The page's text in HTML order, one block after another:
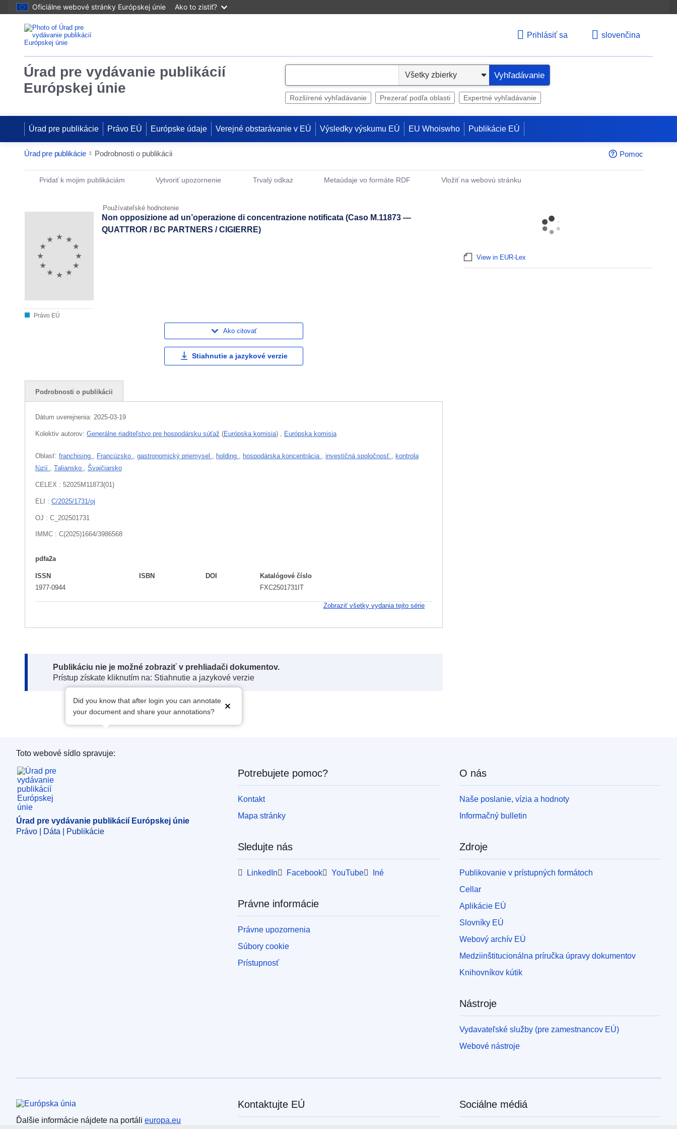
Oficiálne webové stránky Európskej únie Ako to zistiť?
Prihlásiť sa slovenčina
Úrad pre vydávanie publikácií
Európskej únie
e
Vyhľadávanie
Rozšírené vyhľadávanie Prezerať podľa oblasti Expertné vyhľadávanie
Úrad pre publikácie Právo EÚ Európske údaje Verejné obstarávanie v EÚ Výsledky výskumu EÚ EU Whoiswho Publikácie EÚ
Úrad pre publikácie Podrobnosti o publikácii Pomoc
Publication Detail Actions Portlet
Pridať k mojim publikáciám Vytvoriť upozornenie Trvalý odkaz
Metaúdaje vo formáte RDF
Vložiť na webovú stránku
Používateľské hodnotenie
Právo EÚ
Non opposizione ad un’operazione di concentrazione notificata (Caso M.11873 —
QUATTROR / BC PARTNERS / CIGIERRE)
Ako citovať
Stiahnutie a jazykové verzie
Podrobnosti o publikácii
Dátum uverejnenia: 2025-03-19
Kolektiv autorov: Generálne riaditeľstvo pre hospodársku súťaž (Európska komisia) , Európska komisia
Oblasť: franchising , Francúzsko , gastronomický priemysel , holding , hospodárska koncentrácia , investičná spoločnosť , kontrola
fúzií , Taliansko , Švajčiarsko
CELEX : 52025M11873(01)
ELI : C/2025/1731/oj
OJ : C_202501731
IMMC : C(2025)1664/3986568
pdfa2a
ISSN
1977-0944
ISBN DOI
Katalógové číslo
FXC2501731IT
Zobraziť všetky vydania tejto série
Note:
Publikáciu nie je možné zobraziť v prehliadači dokumentov.
Prístup získate kliknutím na: Stiahnutie a jazykové verzie
Did you know that after login you can annotate
your document and share your annotations?
View in EUR-Lex
Úrad pre vydávanie publikácií Európskej únie
Toto webové sídlo spravuje:
Úrad pre vydávanie publikácií Európskej únie
Právo | Dáta | Publikácie
Potrebujete pomoc?
Kontakt
Mapa stránky
Sledujte nás
LinkedIn Facebook YouTube Iné
Právne informácie
Právne upozornenia
Súbory cookie
Prístupnosť
O nás
Naše poslanie, vízia a hodnoty
Informačný bulletin
Zdroje
Publikovanie v prístupných formátoch
Cellar
Aplikácie EÚ
Slovníky EÚ
Webový archív EÚ
Medziinštitucionálna príručka úpravy dokumentov
Knihovníkov kútik
Nástroje
Vydavateľské služby (pre zamestnancov EÚ)
Webové nástroje
Európska únia
Ďalšie informácie nájdete na portáli europa.eu
Kontaktujte EÚ Sociálne médiá